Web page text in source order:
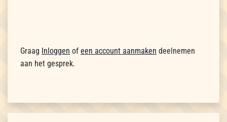
Graag Inloggen of een account aanmaken deelnemen
aan het gesprek.